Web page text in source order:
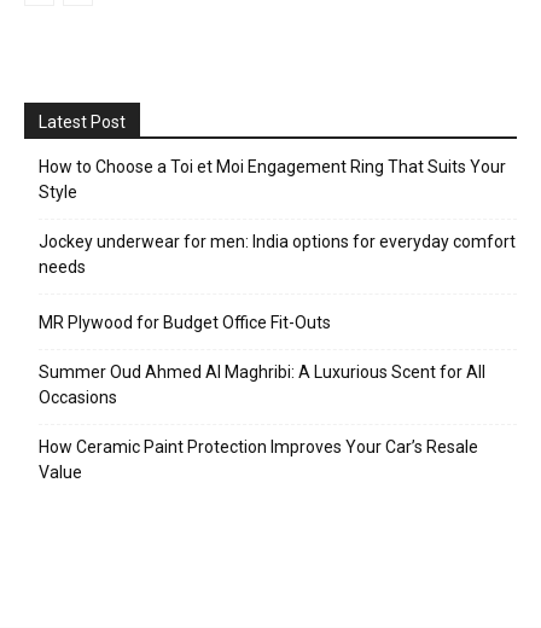
Latest Post
How to Choose a Toi et Moi Engagement Ring That Suits Your
Style
Jockey underwear for men: India options for everyday comfort
needs
MR Plywood for Budget Office Fit-Outs
Summer Oud Ahmed Al Maghribi: A Luxurious Scent for All
Occasions
How Ceramic Paint Protection Improves Your Car’s Resale
Value